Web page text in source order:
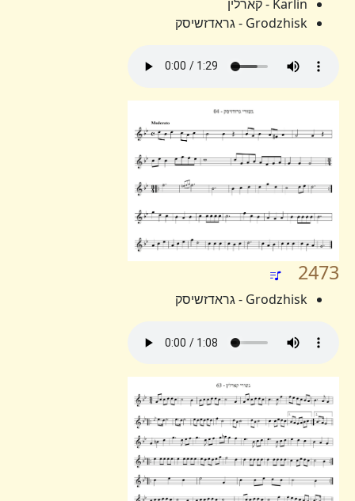
Karlin - קארלין
Grodzhisk - גראדזשיסק
2473
Grodzhisk - גראדזשיסק